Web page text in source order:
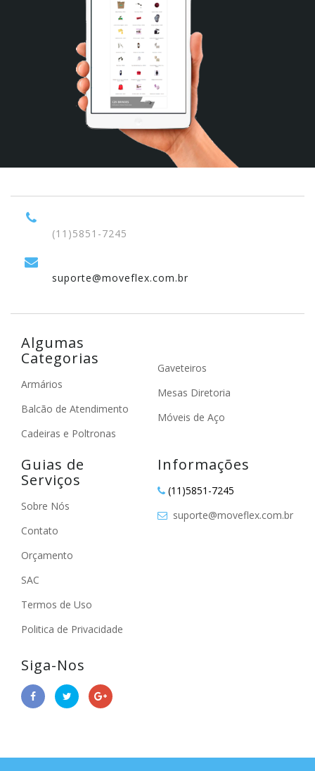
(11)5851-7245
suporte@moveflex.com.br
Algumas
Categorias
Armários
Balcão de Atendimento
Cadeiras e Poltronas
Gaveteiros
Mesas Diretoria
Móveis de Aço
Guias de
Serviços
Sobre Nós
Contato
Orçamento
SAC
Termos de Uso
Politica de Privacidade
Informações
(11)5851-7245
suporte@moveflex.com.br
Siga-Nos